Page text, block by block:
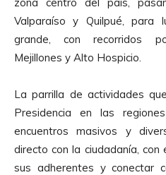
Valparaíso y Quilpué, para
grande, con recorridos
Mejillones y Alto Hospicio.
La parrilla de actividades
Presidencia en las
encuentros masivos y
directo con la ciudadanía,
sus adherentes y conectar